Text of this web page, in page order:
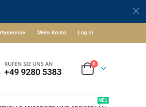
Mein Konto Log In
RUFEN SIE UNS AN
+49 9280 5383
0
NEU